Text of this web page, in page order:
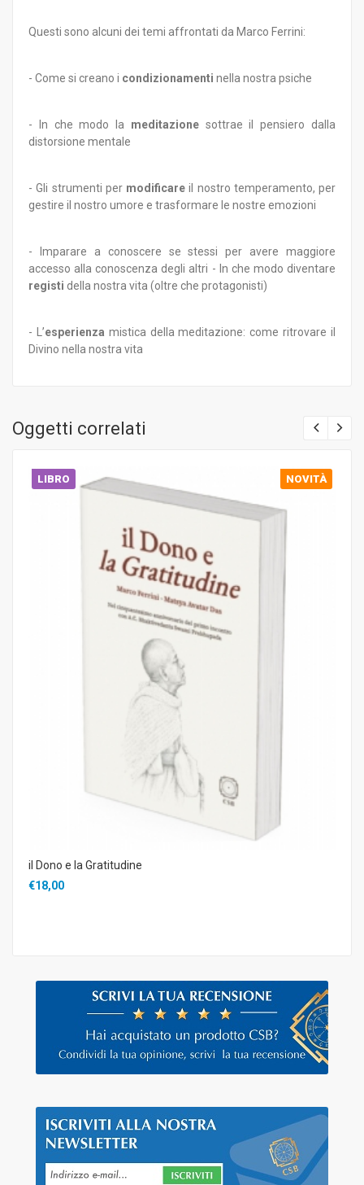
Questi sono alcuni dei temi affrontati da Marco Ferrini:
- Come si creano i condizionamenti nella nostra psiche
- In che modo la meditazionesottrae il pensiero dalla
distorsione mentale
- Gli strumenti per modificare il nostro temperamento, per
gestire il nostro umore e trasformare le nostre emozioni
- Imparare a conoscere se stessi per avere maggiore
accesso alla conoscenza degli altri - In che modo diventare
registi della nostra vita (oltre che protagonisti)
- L’esperienza mistica della meditazione: come ritrovare il
Divino nella nostra vita
Oggetti correlati
LIBRO NOVITÀ
il Dono e la Gratitudine
€18,00